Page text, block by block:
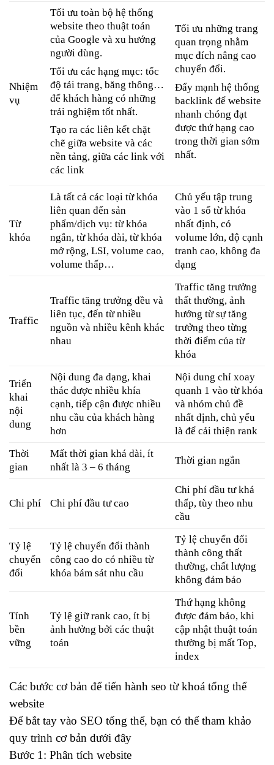
Nhiệm
vụ
Tối ưu toàn bộ hệ thống
website theo thuật toán
của Google và xu hướng
người dùng.
Tối ưu các hạng mục: tốc
độ tải trang, băng thông…
để khách hàng có những
trải nghiệm tốt nhất.
Tạo ra các liên kết chặt
chẽ giữa website và các
nền tảng, giữa các link với
các link
Tối ưu những trang
quan trọng nhằm
mục đích nâng cao
chuyển đổi.
Đẩy mạnh hệ thống
backlink để website
nhanh chóng đạt
được thứ hạng cao
trong thời gian sớm
nhất.
Từ
khóa
Là tất cả các loại từ khóa
liên quan đến sản
phẩm/dịch vụ: từ khóa
ngắn, từ khóa dài, từ khóa
mở rộng, LSI, volume cao,
volume thấp…
Chủ yếu tập trung
vào 1 số từ khóa
nhất định, có
volume lớn, độ cạnh
tranh cao, không đa
dạng
Traffic
Traffic tăng trưởng đều và
liên tục, đến từ nhiều
nguồn và nhiều kênh khác
nhau
Traffic tăng trưởng
thất thường, ảnh
hưởng từ sự tăng
trưởng theo từng
thời điểm của từ
khóa
Triển
khai
nội
dung
Nội dung đa dạng, khai
thác được nhiều khía
cạnh, tiếp cận được nhiều
nhu cầu của khách hàng
hơn
Nội dung chỉ xoay
quanh 1 vào từ khóa
và nhóm chủ đề
nhất định, chủ yếu
là để cải thiện rank
Thời
gian
Mất thời gian khá dài, ít
nhất là 3 – 6 tháng
Thời gian ngắn
Chi phí Chi phí đầu tư cao
Chi phí đầu tư khá
thấp, tùy theo nhu
cầu
Tỷ lệ
chuyển
đổi
Tỷ lệ chuyển đổi thành
công cao do có nhiều từ
khóa bám sát nhu cầu
Tỷ lệ chuyển đổi
thành công thất
thường, chất lượng
không đảm bảo
Tính
bền
vững
Tỷ lệ giữ rank cao, ít bị
ảnh hưởng bởi các thuật
toán
Thứ hạng không
được đảm bảo, khi
cập nhật thuật toán
thường bị mất Top,
index
Các bước cơ bản để tiến hành seo từ khoá tổng thể
website
Để bắt tay vào SEO tổng thể, bạn có thể tham khảo
quy trình cơ bản dưới đây
Bước 1: Phân tích website